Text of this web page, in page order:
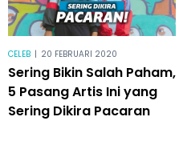
CELEB | 20 FEBRUARI 2020
Sering Bikin Salah Paham,
5 Pasang Artis Ini yang
Sering Dikira Pacaran